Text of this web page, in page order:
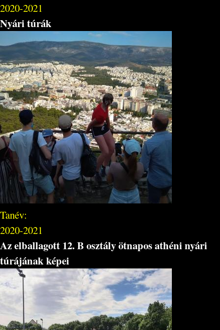
2020-2021
Nyári túrák
Tanév:
2020-2021
Az elballagott 12. B osztály ötnapos athéni nyári
túrájának képei